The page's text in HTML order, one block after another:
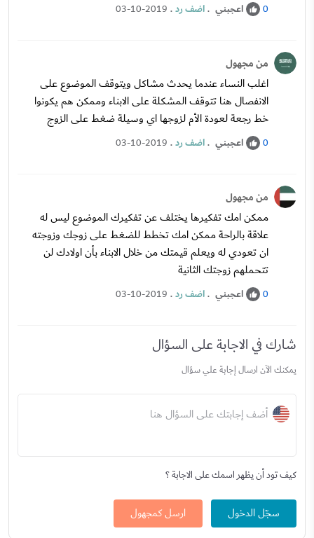
0 اعجبني .اضف رد.
03-10-2019
من مجهول
اغلب النساء عندما يحدث مشاكل ويتوقف الموضوع على
الانفصال هنا تتوقف المشكلة على الابناء وممكن هم يكونوا
خط رجعة لعودة الأم لزوجها اي وسيلة ضغط على الزوج
0 اعجبني .اضف رد.
03-10-2019
من مجهول
ممكن امك تفكيرها يختلف عن تفكيرك الموضوع ليس له
علاقة بالراحة ممكن امك تخطط للضغط على زوجك وزوجته
ان تعودي له ويعلم قيمتك من خلال الابناء بأن اولادك لن
تتحملهم زوجتك الثانية
0 اعجبني .اضف رد.
03-10-2019
شارك في الاجابة على السؤال
يمكنك الآن ارسال إجابة علي سؤال
أضف إجابتك على السؤال هنا
كيف تود أن يظهر اسمك على الاجابة ؟
سجّل الدخول ارسل كمجهول